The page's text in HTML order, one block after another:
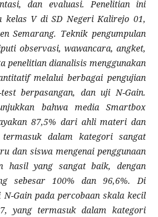
dan evaluasi. Penelitian ini
kelas V di SD Negeri Kalirejo 01,
Semarang. Teknik pengumpulan
observasi, wawancara, angket,
penelitian dianalisis menggunakan
melalui berbagai pengujian
berpasangan, dan uji N-Gain.
bahwa media Smartbox
87,5% dari ahli materi dan
dalam kategori sangat
dan siswa mengenai penggunaan
hasil yang sangat baik, dengan
sebesar 100% dan 96,6%. Di
Gain pada percobaan skala kecil
yang termasuk dalam kategori